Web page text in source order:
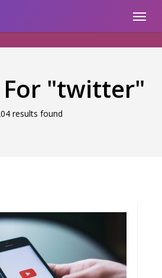
Menu
"twitter"
results found